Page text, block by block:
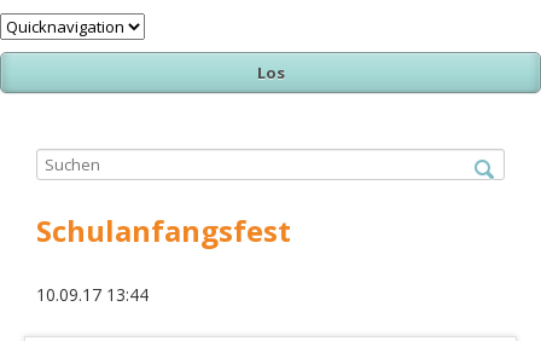
Zielseite
Schulanfangsfest
10.09.17 13:44